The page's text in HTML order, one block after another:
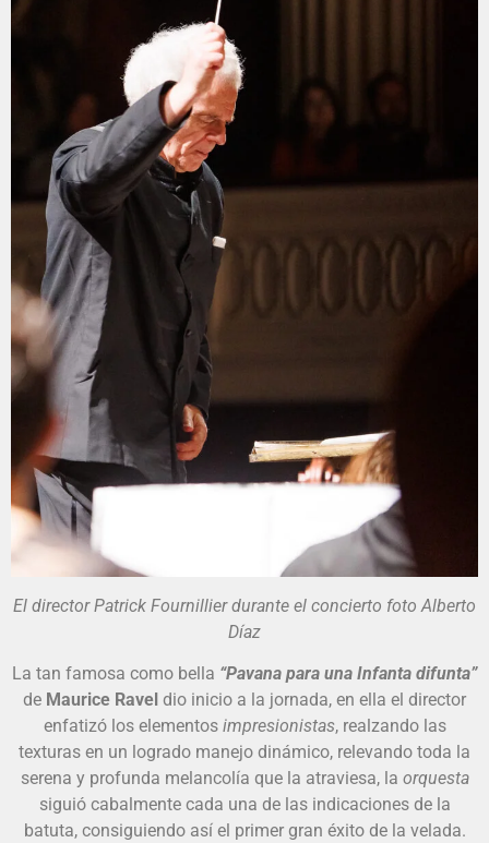
El director Patrick Fournillier durante el concierto foto Alberto
Díaz
La tan famosa como bella “Pavana para una Infanta difunta”
de Maurice Ravel dio inicio a la jornada, en ella el director
enfatizó los elementos impresionistas, realzando las
texturas en un logrado manejo dinámico, relevando toda la
serena y profunda melancolía que la atraviesa, la orquesta
siguió cabalmente cada una de las indicaciones de la
batuta, consiguiendo así el primer gran éxito de la velada.